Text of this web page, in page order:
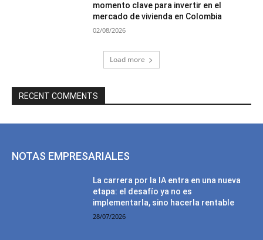
momento clave para invertir en el
mercado de vivienda en Colombia
02/08/2026
Load more
RECENT COMMENTS
NOTAS EMPRESARIALES
La carrera por la IA entra en una nueva
etapa: el desafío ya no es
implementarla, sino hacerla rentable
28/07/2026